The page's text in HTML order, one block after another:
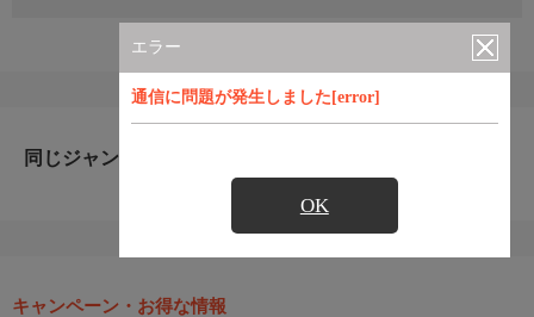
エラー
通信に問題が発生しました[error]
OK
同じジャンルのおすすめ番組
キャンペーン・お得な情報